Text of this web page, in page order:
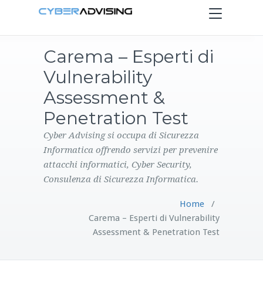
Toggle
navigation
PRODOTTI
CONTATTI
Carema – Esperti di
Vulnerability
Assessment &
Penetration Test
Cyber Advising si occupa di Sicurezza
Informatica offrendo servizi per prevenire
attacchi informatici, Cyber Security,
Consulenza di Sicurezza Informatica.
Home/
Carema – Esperti di Vulnerability
Assessment & Penetration Test